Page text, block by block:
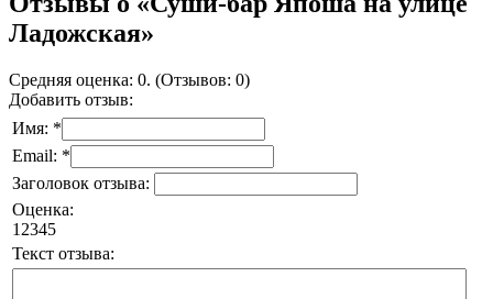
Ладожская»
Средняя оценка: 0. (Отзывов: 0)
Добавить отзыв:
Имя: *
Email: *
Заголовок отзыва:
Оценка:
1 2345
Текст отзыва: